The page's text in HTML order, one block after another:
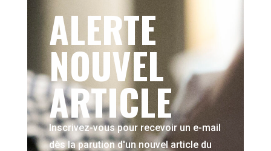
ALERTE
NOUVEL
ARTICLE
Inscrivez-vous pour recevoir un e-mail
dès la parution d'un nouvel article du